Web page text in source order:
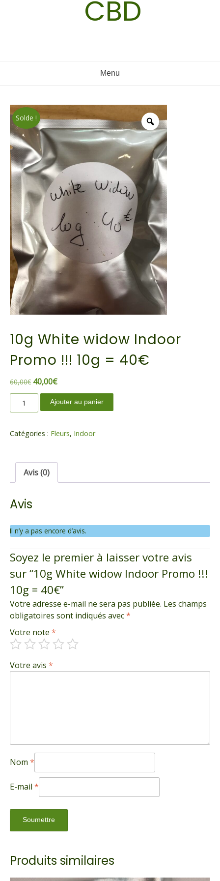
CBD
Menu
Solde !
10g White widow Indoor
Promo !!! 10g = 40€
60,00€ Le
prix
initial
était :
60,00€.
40,00€Le
prix
actuel
40,00€.
quantité
de
White
Promo
!!!
=
Ajouter au panier
Catégories : Fleurs, Indoor
Avis (0)
Avis
Il n’y a pas encore d’avis.
Soyez le premier à laisser votre avis
sur “10g White widow Indoor Promo !!!
10g = 40€”
Votre adresse e-mail ne sera pas publiée. Les champs
obligatoires sont indiqués avec*
Votre note *
Votre avis *
Nom *
E-mail *
Produits similaires